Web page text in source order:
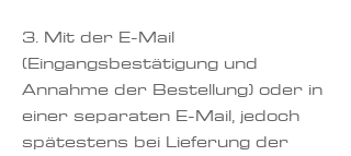
3. Mit der E-Mail
(Eingangsbestätigung und
Annahme der Bestellung) oder in
einer separaten E-Mail, jedoch
spätestens bei Lieferung der